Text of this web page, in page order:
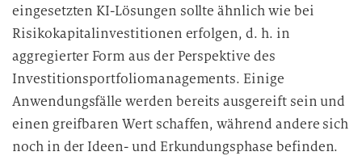
eingesetzten KI-Lösungen sollte ähnlich wie bei
Risikokapitalinvestitionen erfolgen, d. h. in
aggregierter Form aus der Perspektive des
Investitionsportfoliomanagements. Einige
Anwendungsfälle werden bereits ausgereift sein und
einen greifbaren Wert schaffen, während andere sich
noch in der Ideen- und Erkundungsphase befinden.